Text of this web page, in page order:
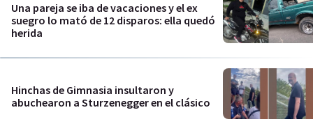
Una pareja se iba de vacaciones y el ex
suegro lo mató de 12 disparos: ella quedó
herida
Hinchas de Gimnasia insultaron y
abuchearon a Sturzenegger en el clásico